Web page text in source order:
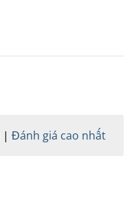
Đánh giá cao nhất